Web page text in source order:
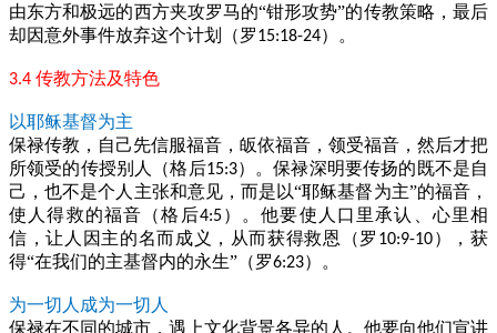
由东方和极远的西方夹攻罗马的“钳形攻势”的传教策略，最后
却因意外事件放弃这个计划（罗15:18-24）。
3.4 传教方法及特色
以耶稣基督为主
保禄传教，自己先信服福音，皈依福音，领受福音，然后才把
所领受的传授别人（格后15:3）。保禄深明要传扬的既不是自
己，也不是个人主张和意见，而是以“耶稣基督为主”的福音，
使人得救的福音（格后4:5）。他要使人口里承认、心里相
信，让人因主的名而成义，从而获得救恩（罗 10:9-10），获
得“在我们的主基督内的永生”（罗6:23）。
为一切人成为一切人
保禄在不同的城市，遇上文化背景各异的人。他要向他们宣讲